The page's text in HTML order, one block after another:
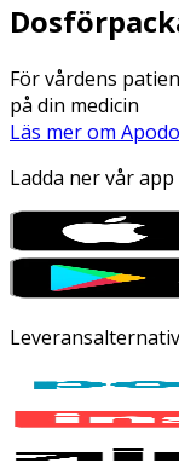
För vårdens
på din medicin
Läs mer om
Ladda ner vår app
Leveransalternativ